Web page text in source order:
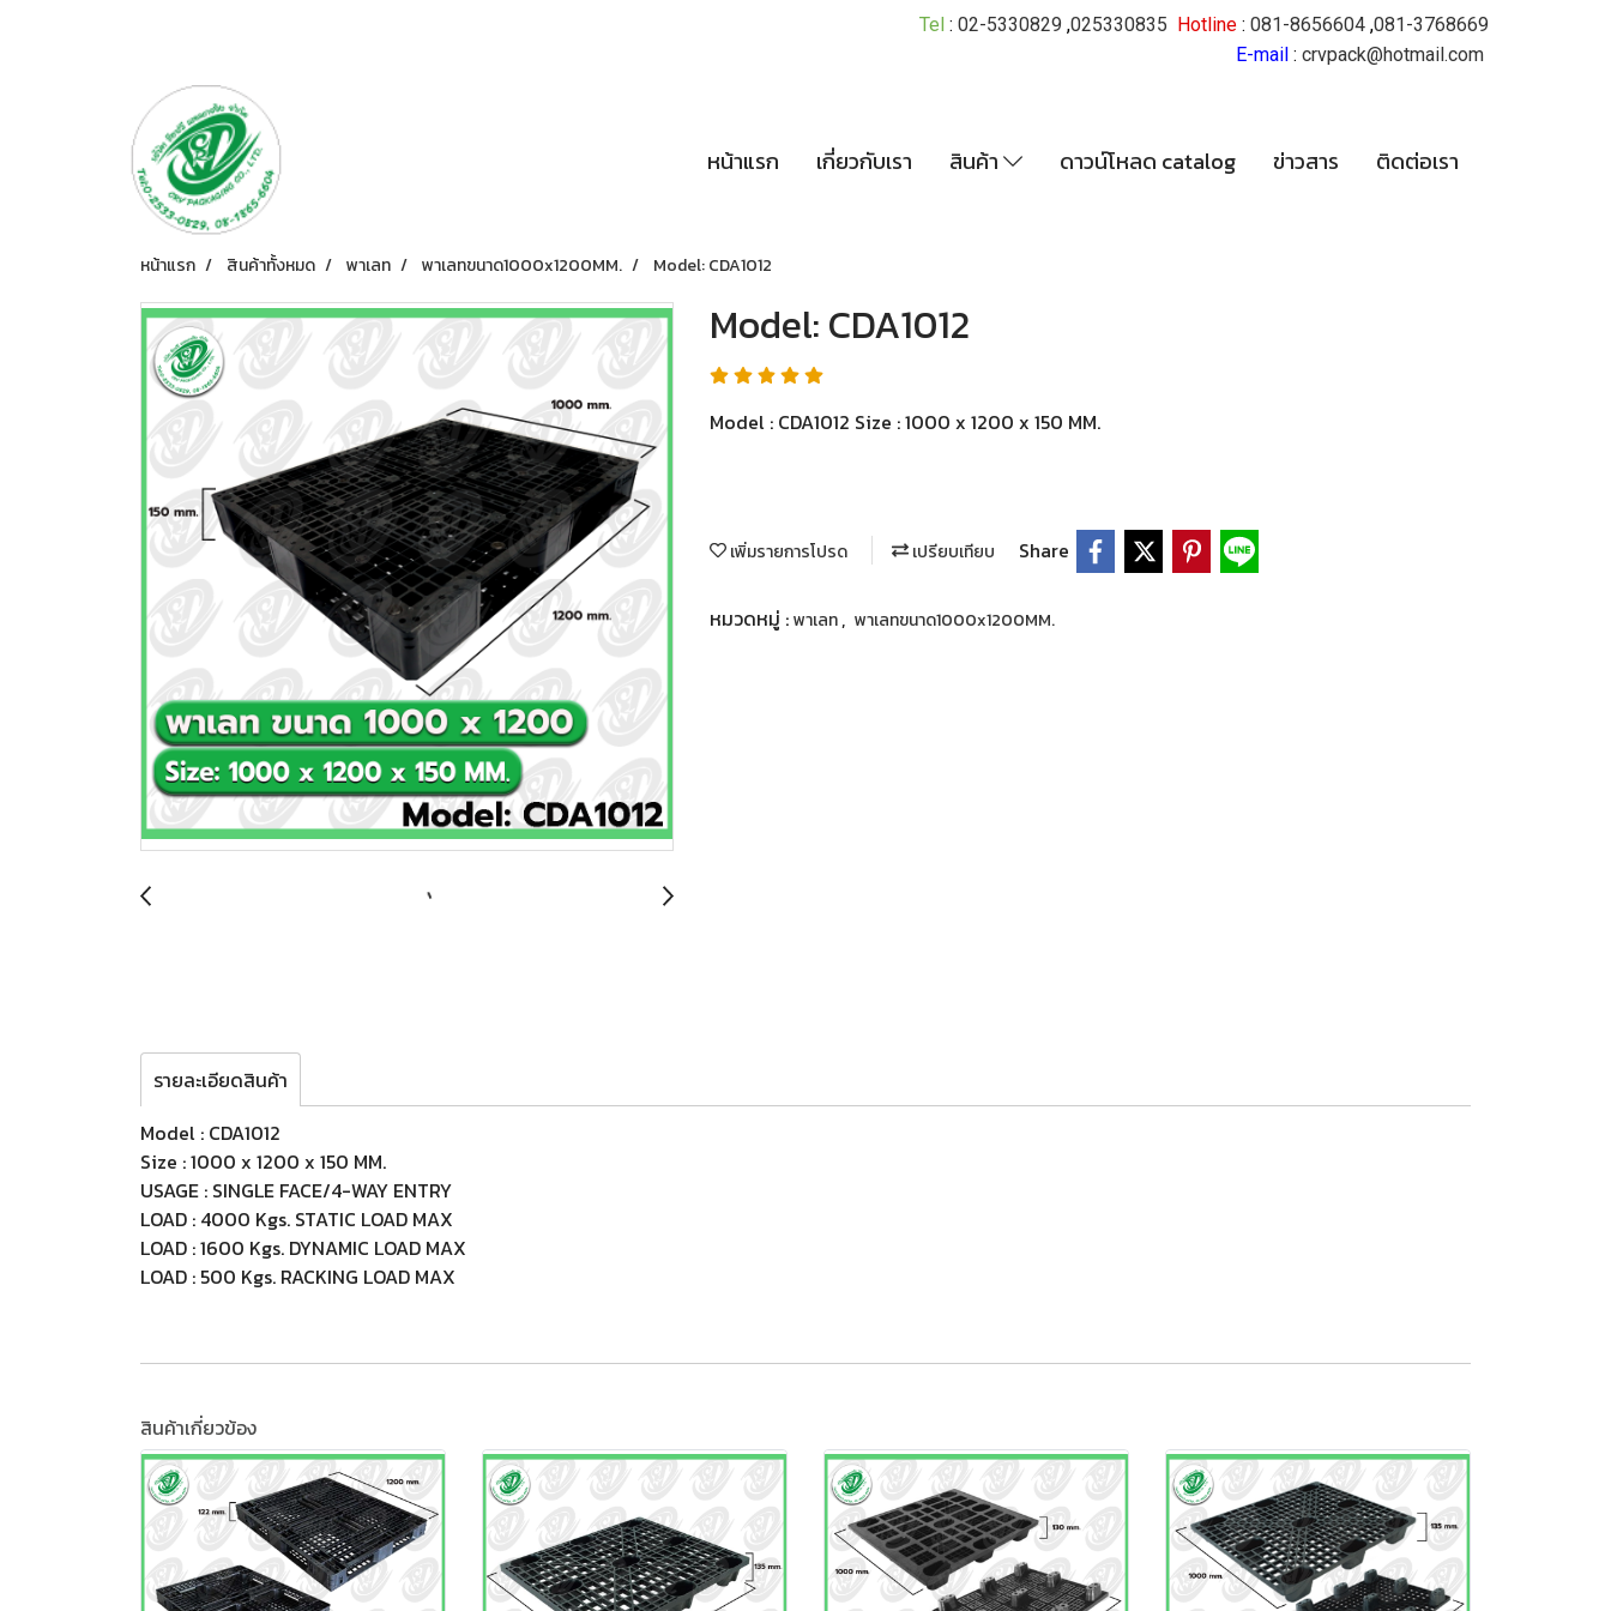
Tel : 02-5330829 ,025330835 Hotline : 081-8656604 ,081-3768669
E-mail : crvpack@hotmail.com
หน้าแรก เกี่ยวกับเรา สินค้า ดาวน์โหลด catalog ข่าวสาร ติดต่อเรา
หน้าแรก สินค้าทั้งหมด พาเลท พาเลทขนาด1000x1200MM. Model: CDA1012
Model: CDA1012
Model : CDA1012 Size : 1000 x 1200 x 150 MM.
เพิ่มรายการโปรด เปรียบเทียบ Share
หมวดหมู่ :พาเลท, พาเลทขนาด1000x1200MM.
รายละเอียดสินค้า
Model : CDA1012
Size : 1000 x 1200 x 150 MM.
USAGE : SINGLE FACE/4-WAY ENTRY
LOAD : 4000 Kgs. STATIC LOAD MAX
LOAD : 1600 Kgs. DYNAMIC LOAD MAX
LOAD : 500 Kgs. RACKING LOAD MAX
สินค้าเกี่ยวข้อง